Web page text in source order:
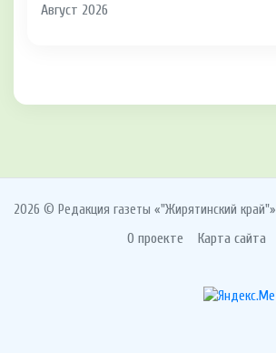
Август 2026
2026 © Редакция газеты «"Жирятинский край"»
О проекте Карта сайта